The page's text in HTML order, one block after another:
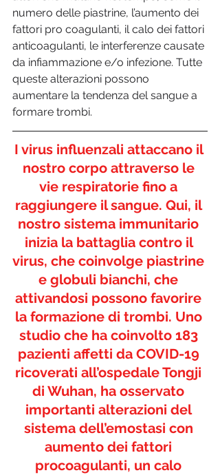
numero delle piastrine, l’aumento dei
fattori pro coagulanti, il calo dei fattori
anticoagulanti, le interferenze causate
da infiammazione e/o infezione. Tutte
queste alterazioni possono
aumentare la tendenza del sangue a
formare trombi.
I virus influenzali attaccano il
nostro corpo attraverso le
vie respiratorie fino a
raggiungere il sangue. Qui, il
nostro sistema immunitario
inizia la battaglia contro il
virus, che coinvolge piastrine
e globuli bianchi, che
attivandosi possono favorire
la formazione di trombi. Uno
studio che ha coinvolto 183
pazienti affetti da COVID-19
ricoverati all’ospedale Tongji
di Wuhan, ha osservato
importanti alterazioni del
sistema dell’emostasi con
aumento dei fattori
procoagulanti, un calo